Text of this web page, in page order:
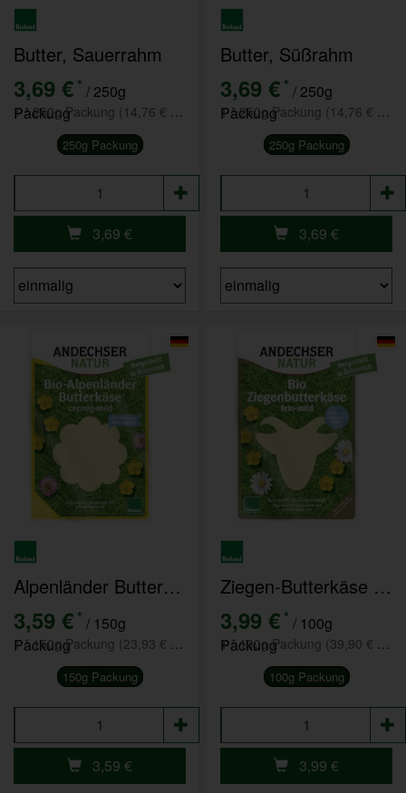
Butter, Sauerrahm
3,69 € * / 250g
Packung
250g Packung
3,69 €
Butter, Süßrahm
3,69 € * / 250g
Packung
250g Packung
3,69 €
Alpenländer Butterkäse in Scheiben
3,59 € * / 150g
Packung
150g Packung
3,59 €
Ziegen-Butterkäse in Scheiben
3,99 € * / 100g
Packung
100g Packung
3,99 €